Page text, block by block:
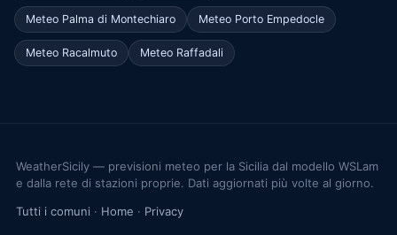
Meteo Palma di Montechiaro Meteo Porto Empedocle
Meteo Racalmuto Meteo Raffadali
WeatherSicily — previsioni meteo per la Sicilia dal modello WSLam
e dalla rete di stazioni proprie. Dati aggiornati più volte al giorno.
Tutti i comuni · Home · Privacy